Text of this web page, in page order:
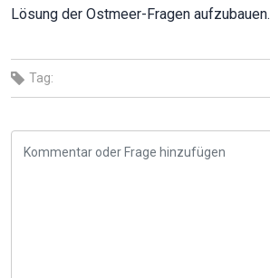
Lösung der Ostmeer-Fragen aufzubauen.
Tag: